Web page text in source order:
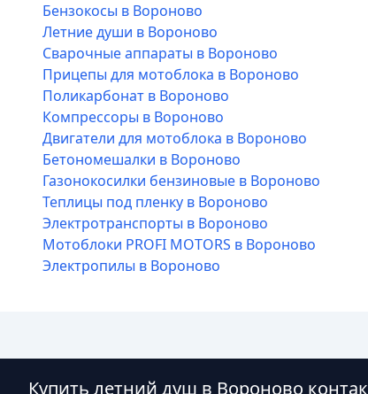
Бензокосы в Вороново
Летние души в Вороново
Сварочные аппараты в Вороново
Прицепы для мотоблока в Вороново
Поликарбонат в Вороново
Компрессоры в Вороново
Двигатели для мотоблока в Вороново
Бетономешалки в Вороново
Газонокосилки бензиновые в Вороново
Теплицы под пленку в Вороново
Электротранспорты в Вороново
Мотоблоки PROFI MOTORS в Вороново
Электропилы в Вороново
Купить летний душ в Вороново